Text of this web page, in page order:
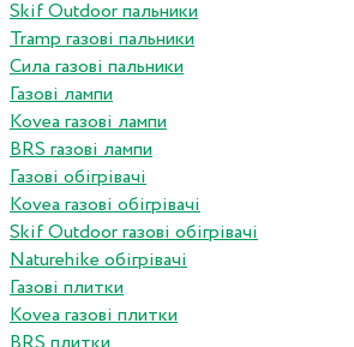
Skif Outdoor пальники
Tramp газові пальники
Сила газові пальники
Газові лампи
Kovea газові лампи
BRS газові лампи
Газові обігрівачі
Kovea газові обігрівачі
Skif Outdoor газові обігрівачі
Naturehike обігрівачі
Газові плитки
Kovea газові плитки